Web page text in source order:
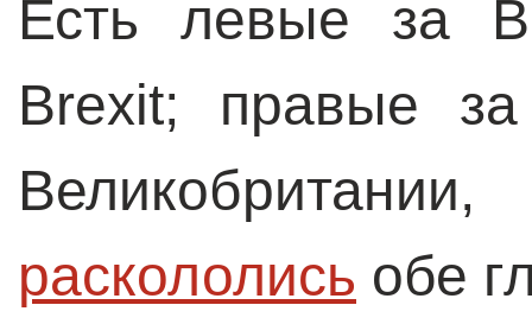
Есть левые за
Brexit; правые
раскололись обе